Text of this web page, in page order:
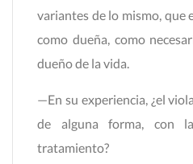
variantes de lo mismo, que
como dueña, como
dueño de la vida.
—En su experiencia, ¿el
de alguna forma, con
tratamiento?